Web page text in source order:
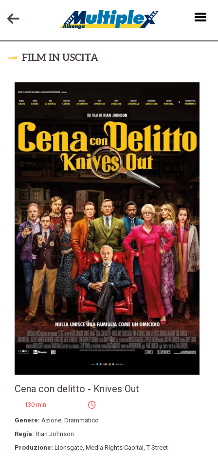
FILM IN USCITA
Cena con delitto - Knives Out
130 min
Genere: Azione, Drammatico
Regia: Rian Johnson
Produzione: Lionsgate, Media Rights Capital ,T-Street